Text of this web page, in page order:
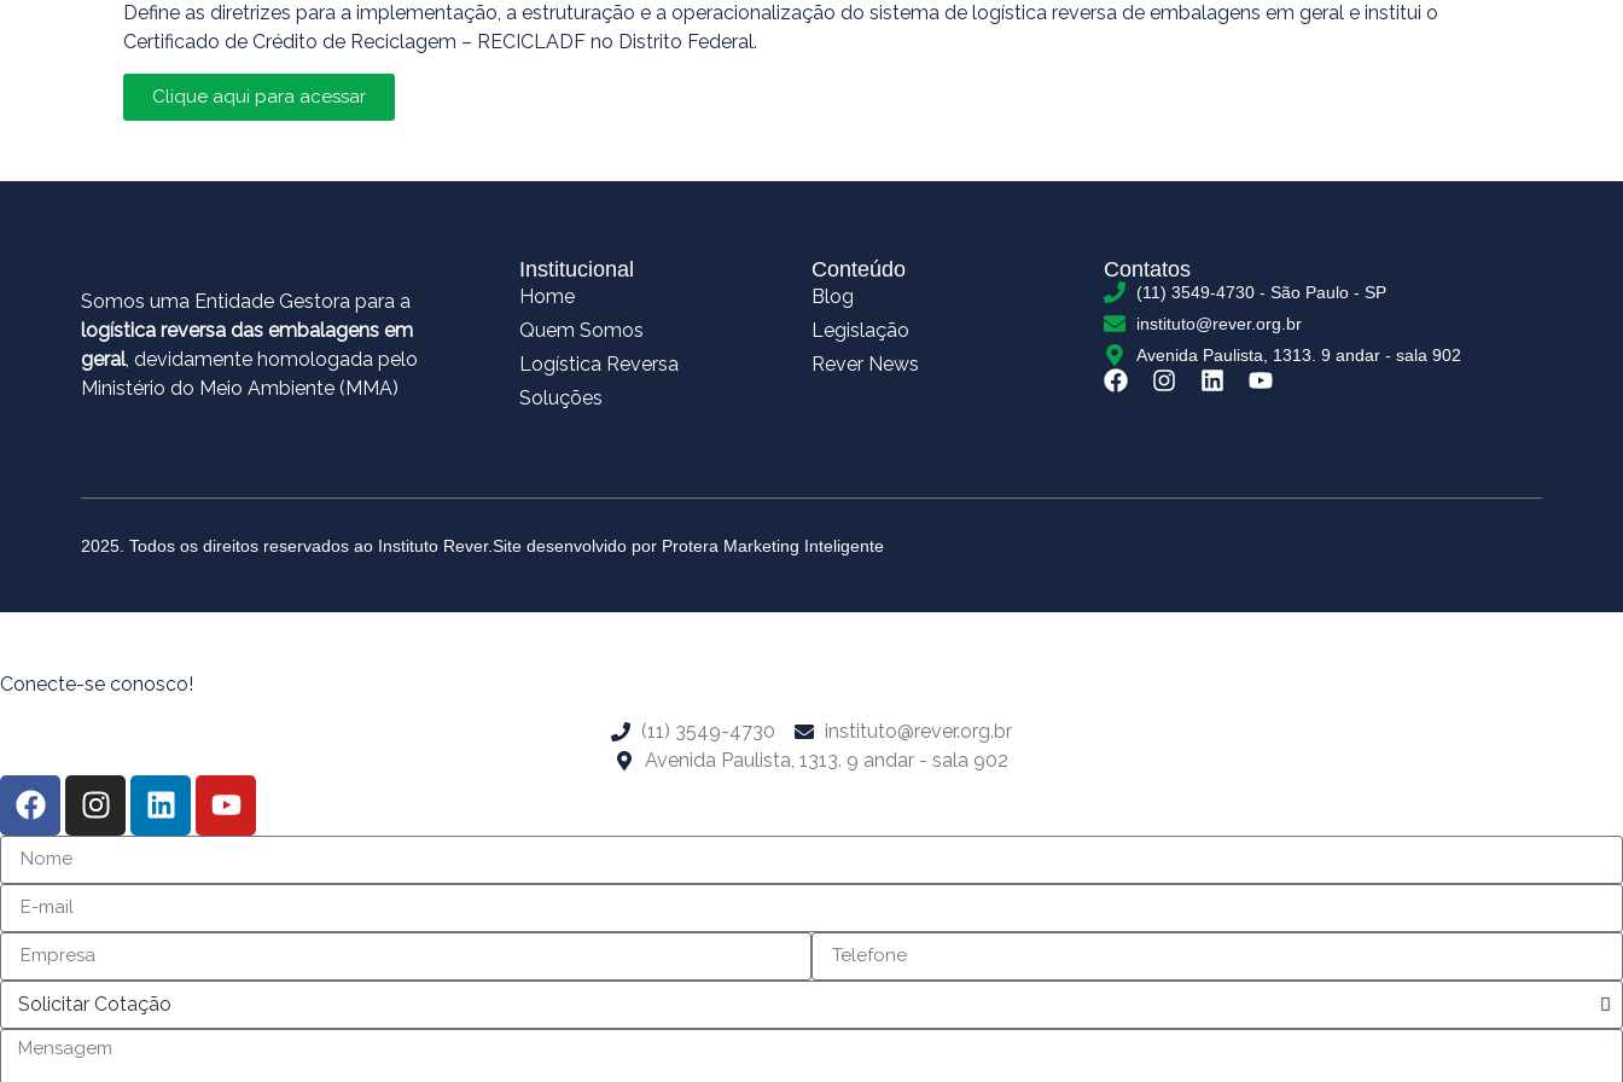
Define as diretrizes para a implementação, a estruturação e a operacionalização do sistema de logística reversa de embalagens em geral e institui o
Certificado de Crédito de Reciclagem – RECICLADF no Distrito Federal.
Clique aqui para acessar
Somos uma Entidade Gestora para a
logística reversa das embalagens em
geral, devidamente homologada pelo
Ministério do Meio Ambiente (MMA)
Institucional
Home
Quem Somos
Logística Reversa
Soluções
Conteúdo
Blog
Legislação
Rever News
Contatos
(11) 3549-4730 - São Paulo - SP
instituto@rever.org.br
Avenida Paulista, 1313. 9 andar - sala 902
2025. Todos os direitos reservados ao Instituto Rever.Site desenvolvido por Protera Marketing Inteligente
Conecte-se conosco!
(11) 3549-4730
instituto@rever.org.br
Avenida Paulista, 1313. 9 andar - sala 902